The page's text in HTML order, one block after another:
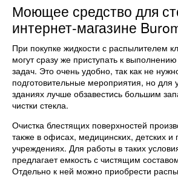
Моющее средство для
интернет-магазине
При покупке жидкости с распылителем
могут сразу же приступать к
задач. Это очень удобно, так как не
подготовительные мероприятия, но для
зданиях лучше обзавестись большим
чистки стекла.
Очистка блестящих поверхностей
также в офисах, медицинских, детских и
учреждениях. Для работы в таких
предлагает емкость с чистящим
Отдельно к ней можно приобрести